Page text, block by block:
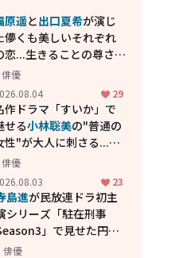
原遥と出口夏希が演じ
儚くも美しいそれぞれ
恋...生きることの尊さを
えてくれた映画「あの
が咲く丘で、君とまた出
えたら。」
俳優
29
作ドラマ「すいか」で
せる小林聡美の"普通の
性"が大人に刺さる...映
「かもめ食堂」にも通
る静かな芝居
俳優
23
島進が民放連ドラ初主
シリーズ「駐在刑事
」で見せた円熟
演技
俳優